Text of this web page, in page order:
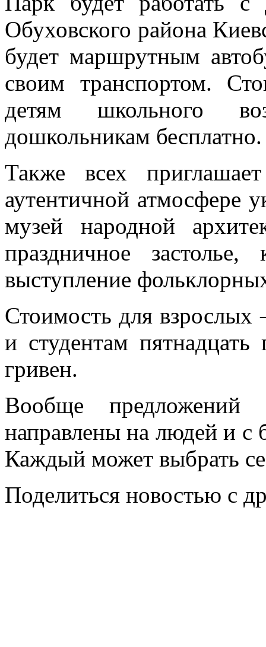
Обуховского района
будет маршрутным
своим транспортом.
детям школьного
дошкольникам бесплатно.
Также всех
аутентичной атмосфере
музей народной
праздничное
выступление
Стоимость для взрослых
и студентам
гривен.
Вообще предложений
направлены на людей и с
Каждый может выбрать
Поделиться новостью с